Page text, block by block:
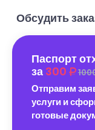
Обсудить
Паспорт
за 300
Отправим
услуги и
готовые